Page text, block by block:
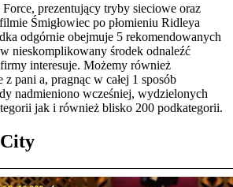
prezentujący tryby sieciowe oraz
Śmigłowiec po płomieniu Ridleya
odgórnie obejmuje 5 rekomendowanych
nieskomplikowany środek odnaleźć
interesuje. Możemy również
pani a, pragnąc w całej 1 sposób
nadmieniono wcześniej, wydzielonych
jak i również blisko 200 podkategorii.